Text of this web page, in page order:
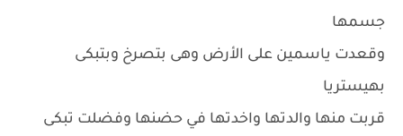
جسمها
وقعدت ياسمين على الأرض وهى بتصرخ وبتبكى
بهيستريا
قربت منها والدتها واخدتها في حضنها وفضلت تبكى